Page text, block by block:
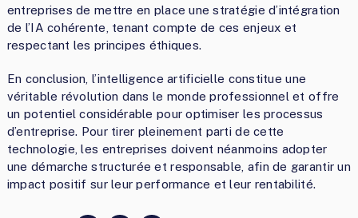
entreprises de mettre en place une stratégie d’intégration
de l’IA cohérente, tenant compte de ces enjeux et
respectant les principes éthiques.
En conclusion, l’intelligence artificielle constitue une
véritable révolution dans le monde professionnel et offre
un potentiel considérable pour optimiser les processus
d’entreprise. Pour tirer pleinement parti de cette
technologie, les entreprises doivent néanmoins adopter
une démarche structurée et responsable, afin de garantir un
impact positif sur leur performance et leur rentabilité.